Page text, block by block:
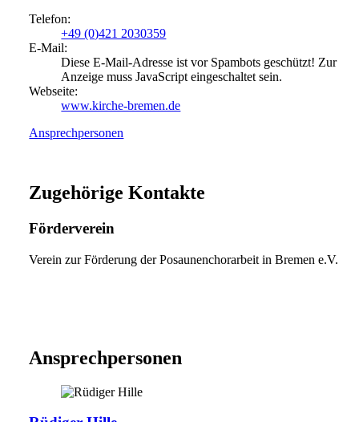
Telefon:
+49 (0)421 2030359
E-Mail:
Diese E-Mail-Adresse ist vor Spambots geschützt! Zur
Anzeige muss JavaScript eingeschaltet sein.
Webseite:
www.kirche-bremen.de
Ansprechpersonen
Zugehörige Kontakte
Förderverein
Verein zur Förderung der Posaunenchorarbeit in Bremen e.V.
Ansprechpersonen